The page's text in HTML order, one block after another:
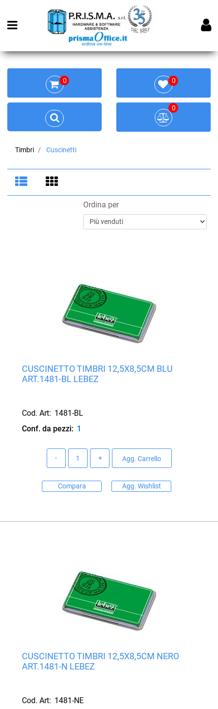
Open menu
0 0
0
Timbri Cuscinetti
Ordina per
CUSCINETTO TIMBRI 12,5X8,5CM BLU
ART.1481-BL LEBEZ
Cod. Art: 1481-BL
Conf. da pezzi: 1
Agg. Carrello
Compara Agg. Wishlist
CUSCINETTO TIMBRI 12,5X8,5CM NERO
ART.1481-N LEBEZ
Cod. Art: 1481-NE